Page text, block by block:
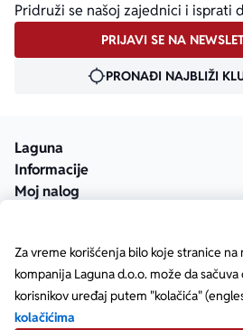
Za vreme korišćenja bilo koje stranice
kompanija Laguna d.o.o. može da
korisnikov uređaj putem "kolačića"
kolačićima
Pridruži se našoj zajednici i isprati
PRIJAVI SE NA
PRONAĐI NAJBLIŽI
Laguna
Informacije
Moj nalog